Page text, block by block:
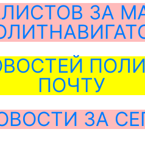
ЗА
ПОЧТУ
ЗА